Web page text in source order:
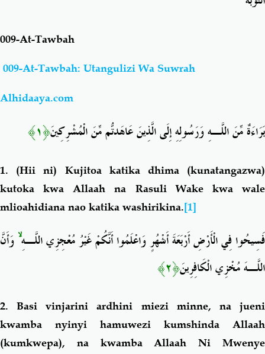
Fiqh-Ibaadah Duaa-Adhkaar
Fataawa Za Ulamaa
Akhlaaq-Aadaab Raqaaiq
Familia-Jamii Maswali-Majibu
Chemsha Bongo Vitabu
Mapishi
009-At-Tawbah
009-At-Tawbah: Utangulizi Wa Suwrah
Alhidaaya.com
بَرَاءَةٌ مِّنَ اللَّـهِ وَرَسُولِهِ إِلَى الَّذِينَ عَاهَدتُّم مِّنَ الْمُشْرِكِينَ﴿١﴾
1. (Hii ni) Kujitoakatika dhima (kunatangazwa)
kutoka kwa Allaah na Rasuli Wake kwa wale
mlioahidiana nao katika washirikina.[1]
فَسِيحُوا فِي الْأَرْضِ أَرْبَعَةَ أَشْهُرٍ وَاعْلَمُوا أَنَّكُمْ غَيْرُ مُعْجِزِي اللَّـهِۙوَأَنَّ
اللَّـهَ مُخْزِي الْكَافِرِينَ﴿٢﴾
2. Basivinjarini ardhini miezi minne, na jueni
kwamba nyinyi hamuwezi kumshinda Allaah
(kumkwepa), na kwamba Allaah Ni Mwenye